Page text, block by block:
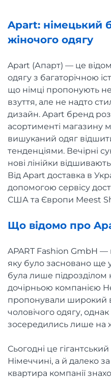
Apart: німецький
жіночого одягу
Apart (Апарт) — це
одягу з багаторічною
що німці пропонують
взуття, але не надто
дизайн. Apart бренд
асортименті магазину
вишуканий одяг
тенденціями. Вечірні
нові лінійки
Від Apart доставка в
допомогою сервісу
США та Європи Meest
Що відомо про
APART Fashion GmbH
яку було засновано ще у
була лише підрозділом
дочірньою компанією
пропонували широкий
чоловічого одягу,
зосередились лише на
Сьогодні це
Німеччині, а й далеко
квартира компанії